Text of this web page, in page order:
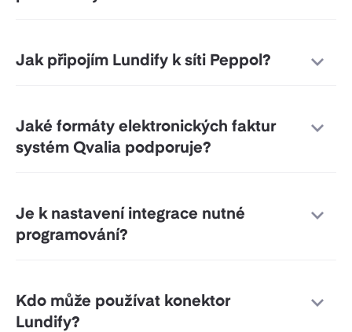
Jak připojím Lundify k síti Peppol?
Jaké formáty elektronických faktur
systém Qvalia podporuje?
Je k nastavení integrace nutné
programování?
Kdo může používat konektor
Lundify?